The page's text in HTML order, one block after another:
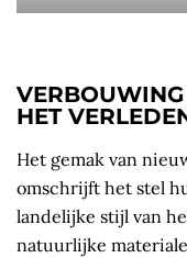
HET
Het gemak van
omschrijft het stel
landelijke stijl van
natuurlijke